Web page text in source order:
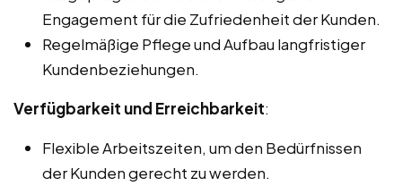
Engagement für die Zufriedenheit der Kunden.
Regelmäßige Pflege und Aufbau langfristiger
Kundenbeziehungen.
Verfügbarkeit und Erreichbarkeit:
Flexible Arbeitszeiten, um den Bedürfnissen
der Kunden gerecht zu werden.